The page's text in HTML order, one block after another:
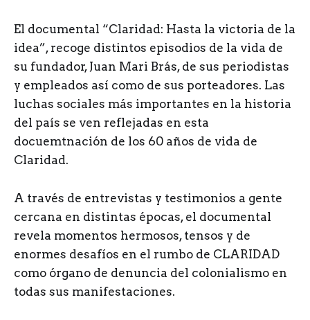
El documental “Claridad: Hasta la victoria de la
idea”, recoge distintos episodios de la vida de
su fundador, Juan Mari Brás, de sus periodistas
y empleados así como de sus porteadores. Las
luchas sociales más importantes en la historia
del país se ven reflejadas en esta
docuemtnación de los 60 años de vida de
Claridad.
A través de entrevistas y testimonios a gente
cercana en distintas épocas, el documental
revela momentos hermosos, tensos y de
enormes desafíos en el rumbo de CLARIDAD
como órgano de denuncia del colonialismo en
todas sus manifestaciones.